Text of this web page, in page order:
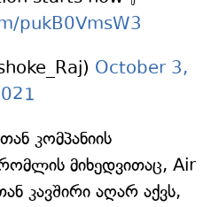
pukB0VmsW3
October 3,
კომპანიის
მიხედვითაც, Air
კავშირი აღარ აქვს,